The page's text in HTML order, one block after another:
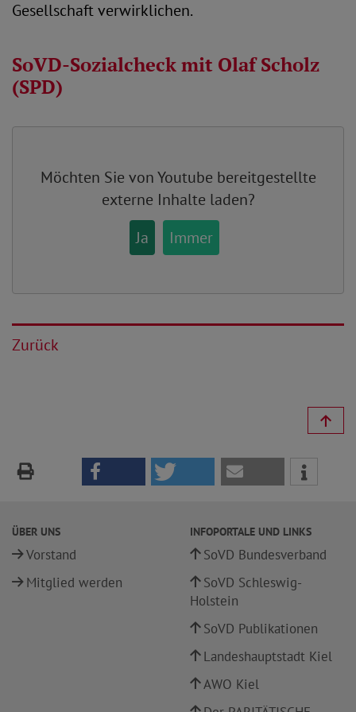
Gesellschaft verwirklichen.
SoVD-Sozialcheck mit Olaf Scholz
(SPD)
Möchten Sie vonYoutube bereitgestellte
externe Inhalte laden?
Ja
Immer
Zurück
ÜBER UNS
Vorstand
Mitglied werden
INFOPORTALE UND LINKS
SoVD Bundesverband
SoVD Schleswig-
Holstein
SoVD Publikationen
Landeshauptstadt Kiel
AWO Kiel